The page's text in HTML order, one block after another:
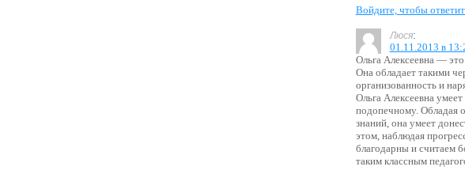
Войдите, чтобы
Люся:
01.11.2013 в
Ольга Алексеевна —
Она обладает такими
организованность и
Ольга Алексеевна
подопечному. Обладая
знаний, она умеет
этом, наблюдая
благодарны и считаем
таким классным